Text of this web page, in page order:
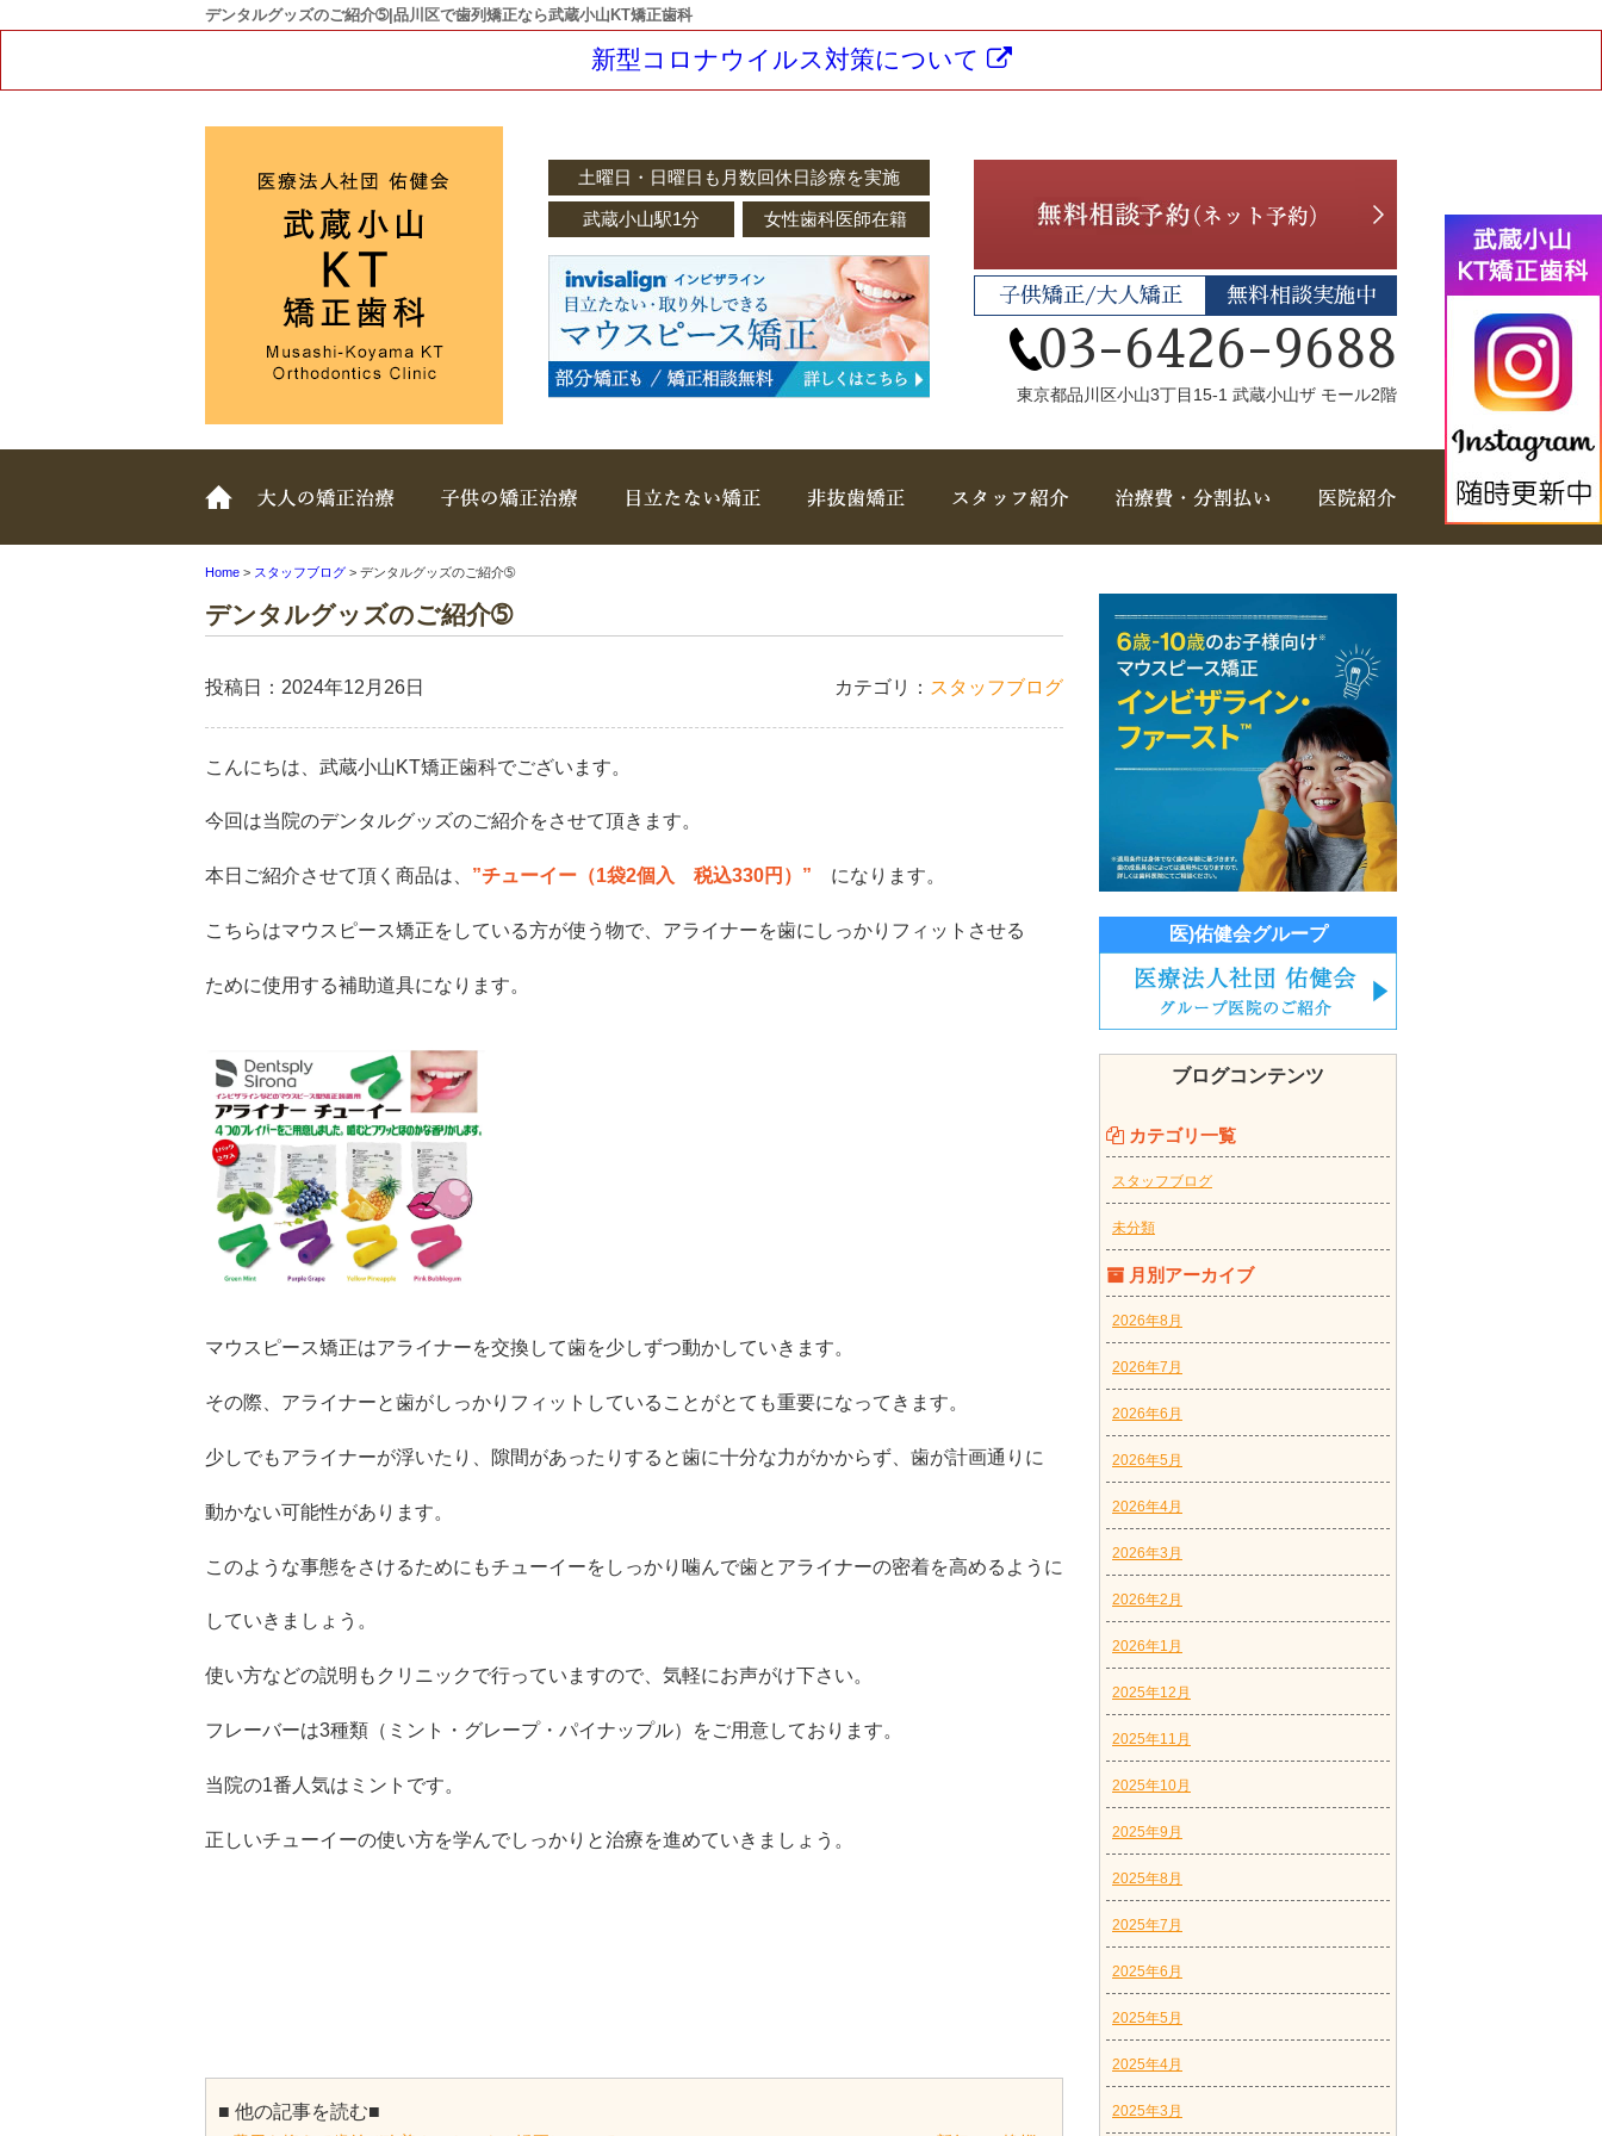
デンタルグッズのご紹介➄|品川区で歯列矯正なら武蔵小山KT矯正歯科
新型コロナウイルス対策について
土曜日・日曜日も月数回休日診療を実施
武蔵小山駅1分 女性歯科医師在籍
子供矯正/大人矯正 無料相談実施中
03-6426-9688
東京都品川区小山3丁目15-1 武蔵小山ザ モール2階
ホーム 大人の矯正 子どもの矯正 取扱い矯正装置 非抜歯矯正 スタッフ紹介 治療費・分割払い医院紹介
Home > スタッフブログ > デンタルグッズのご紹介➄
デンタルグッズのご紹介➄
投稿日：2024年12月26日 カテゴリ： スタッフブログ
こんにちは、武蔵小山KT矯正歯科でございます。
今回は当院のデンタルグッズのご紹介をさせて頂きます。
本日ご紹介させて頂く商品は、 ”チューイー（1袋2個入 税込330円）” になります。
こちらはマウスピース矯正をしている方が使う物で、アライナーを歯にしっかりフィットさせる
ために使用する補助道具になります。
マウスピース矯正はアライナーを交換して歯を少しずつ動かしていきます。
その際、アライナーと歯がしっかりフィットしていることがとても重要になってきます。
少しでもアライナーが浮いたり、隙間があったりすると歯に十分な力がかからず、歯が計画通りに
動かない可能性があります。
このような事態をさけるためにもチューイーをしっかり噛んで歯とアライナーの密着を高めるように
していきましょう。
使い方などの説明もクリニックで行っていますので、気軽にお声がけ下さい。
フレーバーは3種類（ミント・グレープ・パイナップル）をご用意しております。
当院の1番人気はミントです。
正しいチューイーの使い方を学んでしっかりと治療を進めていきましょう。
■ 他の記事を読む■
医)佑健会グループ
ブログコンテンツ
カテゴリ一覧
スタッフブログ
未分類
月別アーカイブ
2026年8月
2026年7月
2026年6月
2026年5月
2026年4月
2026年3月
2026年2月
2026年1月
2025年12月
2025年11月
2025年10月
2025年9月
2025年8月
2025年7月
2025年6月
2025年5月
2025年4月
2025年3月